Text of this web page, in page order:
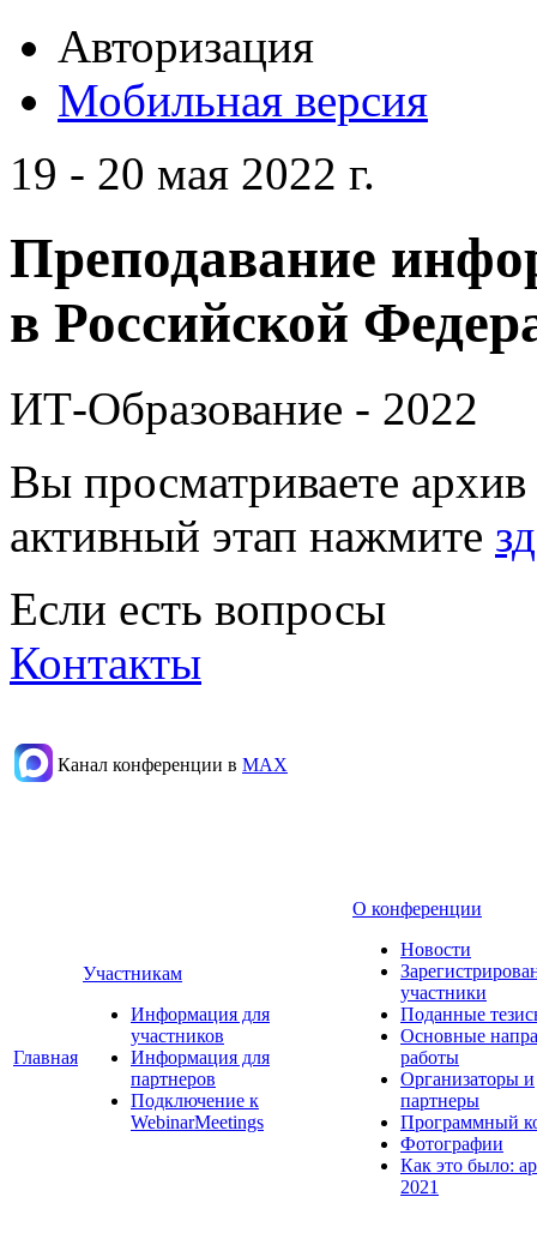
Авторизация
Мобильная версия
19 - 20 мая 2022 г.
Преподавание
в Российской
ИТ-Образование - 2022
Вы просматриваете
активный этап нажмите
Если есть вопросы
Контакты
Канал конференции в МАХ
Главная
Участникам
Информация для
участников
Информация для
партнеров
Подключение к
WebinarMeetings
О конференции
Новости
участники
Поданные
Основные
работы
Организаторы и
партнеры
Программный
Фотографии
Как это было:
2021